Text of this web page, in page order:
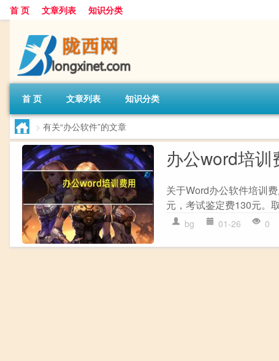
首 页 文章列表 知识分类
首 页 文章列表 知识分类
> 有关“办公软件”的文章
办公word培训
关于Word办公软件培训
元，考试鉴定费130元。
bg 01-26 0